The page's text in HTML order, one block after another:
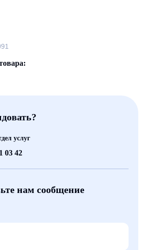
услуг
03 42
нам сообщение